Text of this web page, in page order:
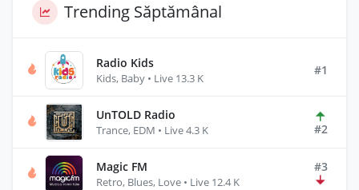
Trending Săptămânal
Radio Kids
Kids, Baby • Live 13.3 K
#1
UnTOLD Radio
Trance, EDM • Live 4.3 K #2
Magic FM
Retro, Blues, Love • Live 12.4 K
#3